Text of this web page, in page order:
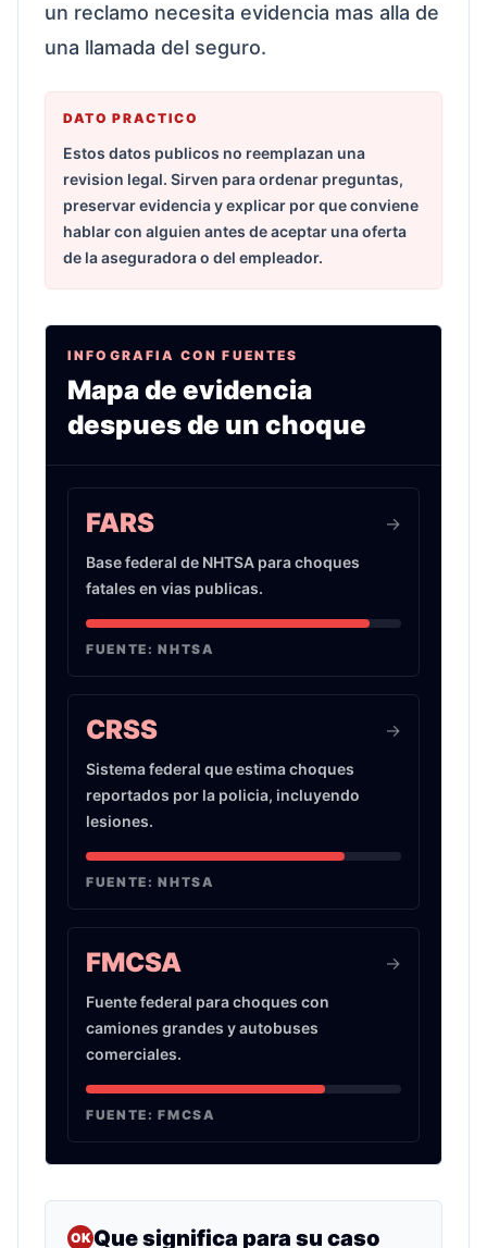
un reclamo necesita evidencia mas alla de
una llamada del seguro.
DATO PRACTICO
Estos datos publicos no reemplazan una
revision legal. Sirven para ordenar preguntas,
preservar evidencia y explicar por que conviene
hablar con alguien antes de aceptar una oferta
de la aseguradora o del empleador.
INFOGRAFIA CON FUENTES
Mapa de evidencia
despues de un choque
FARS
Base federal de NHTSA para choques
fatales en vias publicas.
->
FUENTE:NHTSA
CRSS
Sistema federal que estima choques
reportados por la policia, incluyendo
lesiones.
->
FUENTE:NHTSA
FMCSA
Fuente federal para choques con
camiones grandes y autobuses
comerciales.
->
FUENTE:FMCSA
OKQue significa para su caso